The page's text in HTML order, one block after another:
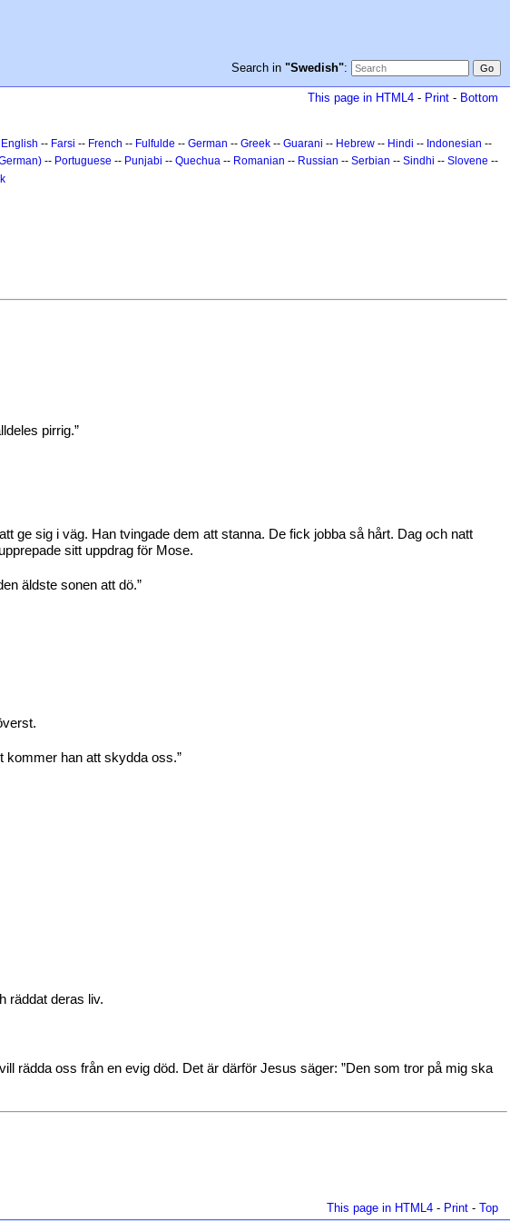
Search in "Swedish":
This page in HTML4 - Print - Bottom
English -- Farsi -- French -- Fulfulde -- German -- Greek -- Guarani -- Hebrew -- Hindi -- Indonesian --
-- Portuguese -- Punjabi -- Quechua -- Romanian -- Russian -- Serbian -- Sindhi -- Slovene --
pirrig.”
ge sig i väg. Han tvingade dem att stanna. De fick jobba så hårt. Dag och natt
sitt uppdrag för Mose.
äldste sonen att dö.”
kommer han att skydda oss.”
räddat deras liv.
rädda oss från en evig död. Det är därför Jesus säger: ”Den som tror på mig ska
This page in HTML4 - Print - Top